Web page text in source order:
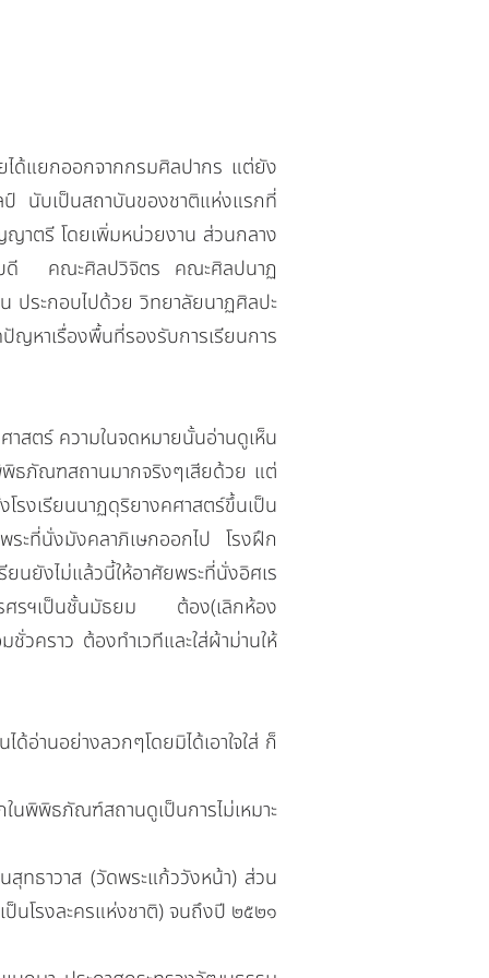
ยกออกจากกรมศิลปากร แต่ยัง
ป์ นับเป็นสถาบันของชาติแห่งแรกที่
าตรี โดยเพิ่มหน่วยงาน ส่วนกลาง
บดี คณะศิลปวิจิตร คณะศิลปนาฏ
ประกอบไปด้วย วิทยาลัยนาฏศิลปะ
หาเรื่องพื้นที่รองรับการเรียนการ
ตร์ ความในจดหมายนั้นอ่านดูเห็น
พิธภัณฑสถานมากจริงๆเสียด้วย แต่
เรียนนาฏดุริยางคศาสตร์ขึ้นเป็น
ระที่นั่งมังคลาภิเษกออกไป โรงฝึก
นยังไม่แล้วนี้ให้อาศัยพระที่นั่งอิศเร
รศรฯเป็นชั้นมัธยม ต้อง(เลิกห้อง
คราว ต้องทำเวทีและใส่ผ้าม่านให้
านอย่างลวกๆโดยมิได้เอาใจใส่ ก็
นพิพิธภัณฑ์สถานดูเป็นการไม่เหมาะ
ธาวาส (วัดพระแก้ววังหน้า) ส่วน
นโรงละครแห่งชาติ) จนถึงปี ๒๕๒๑